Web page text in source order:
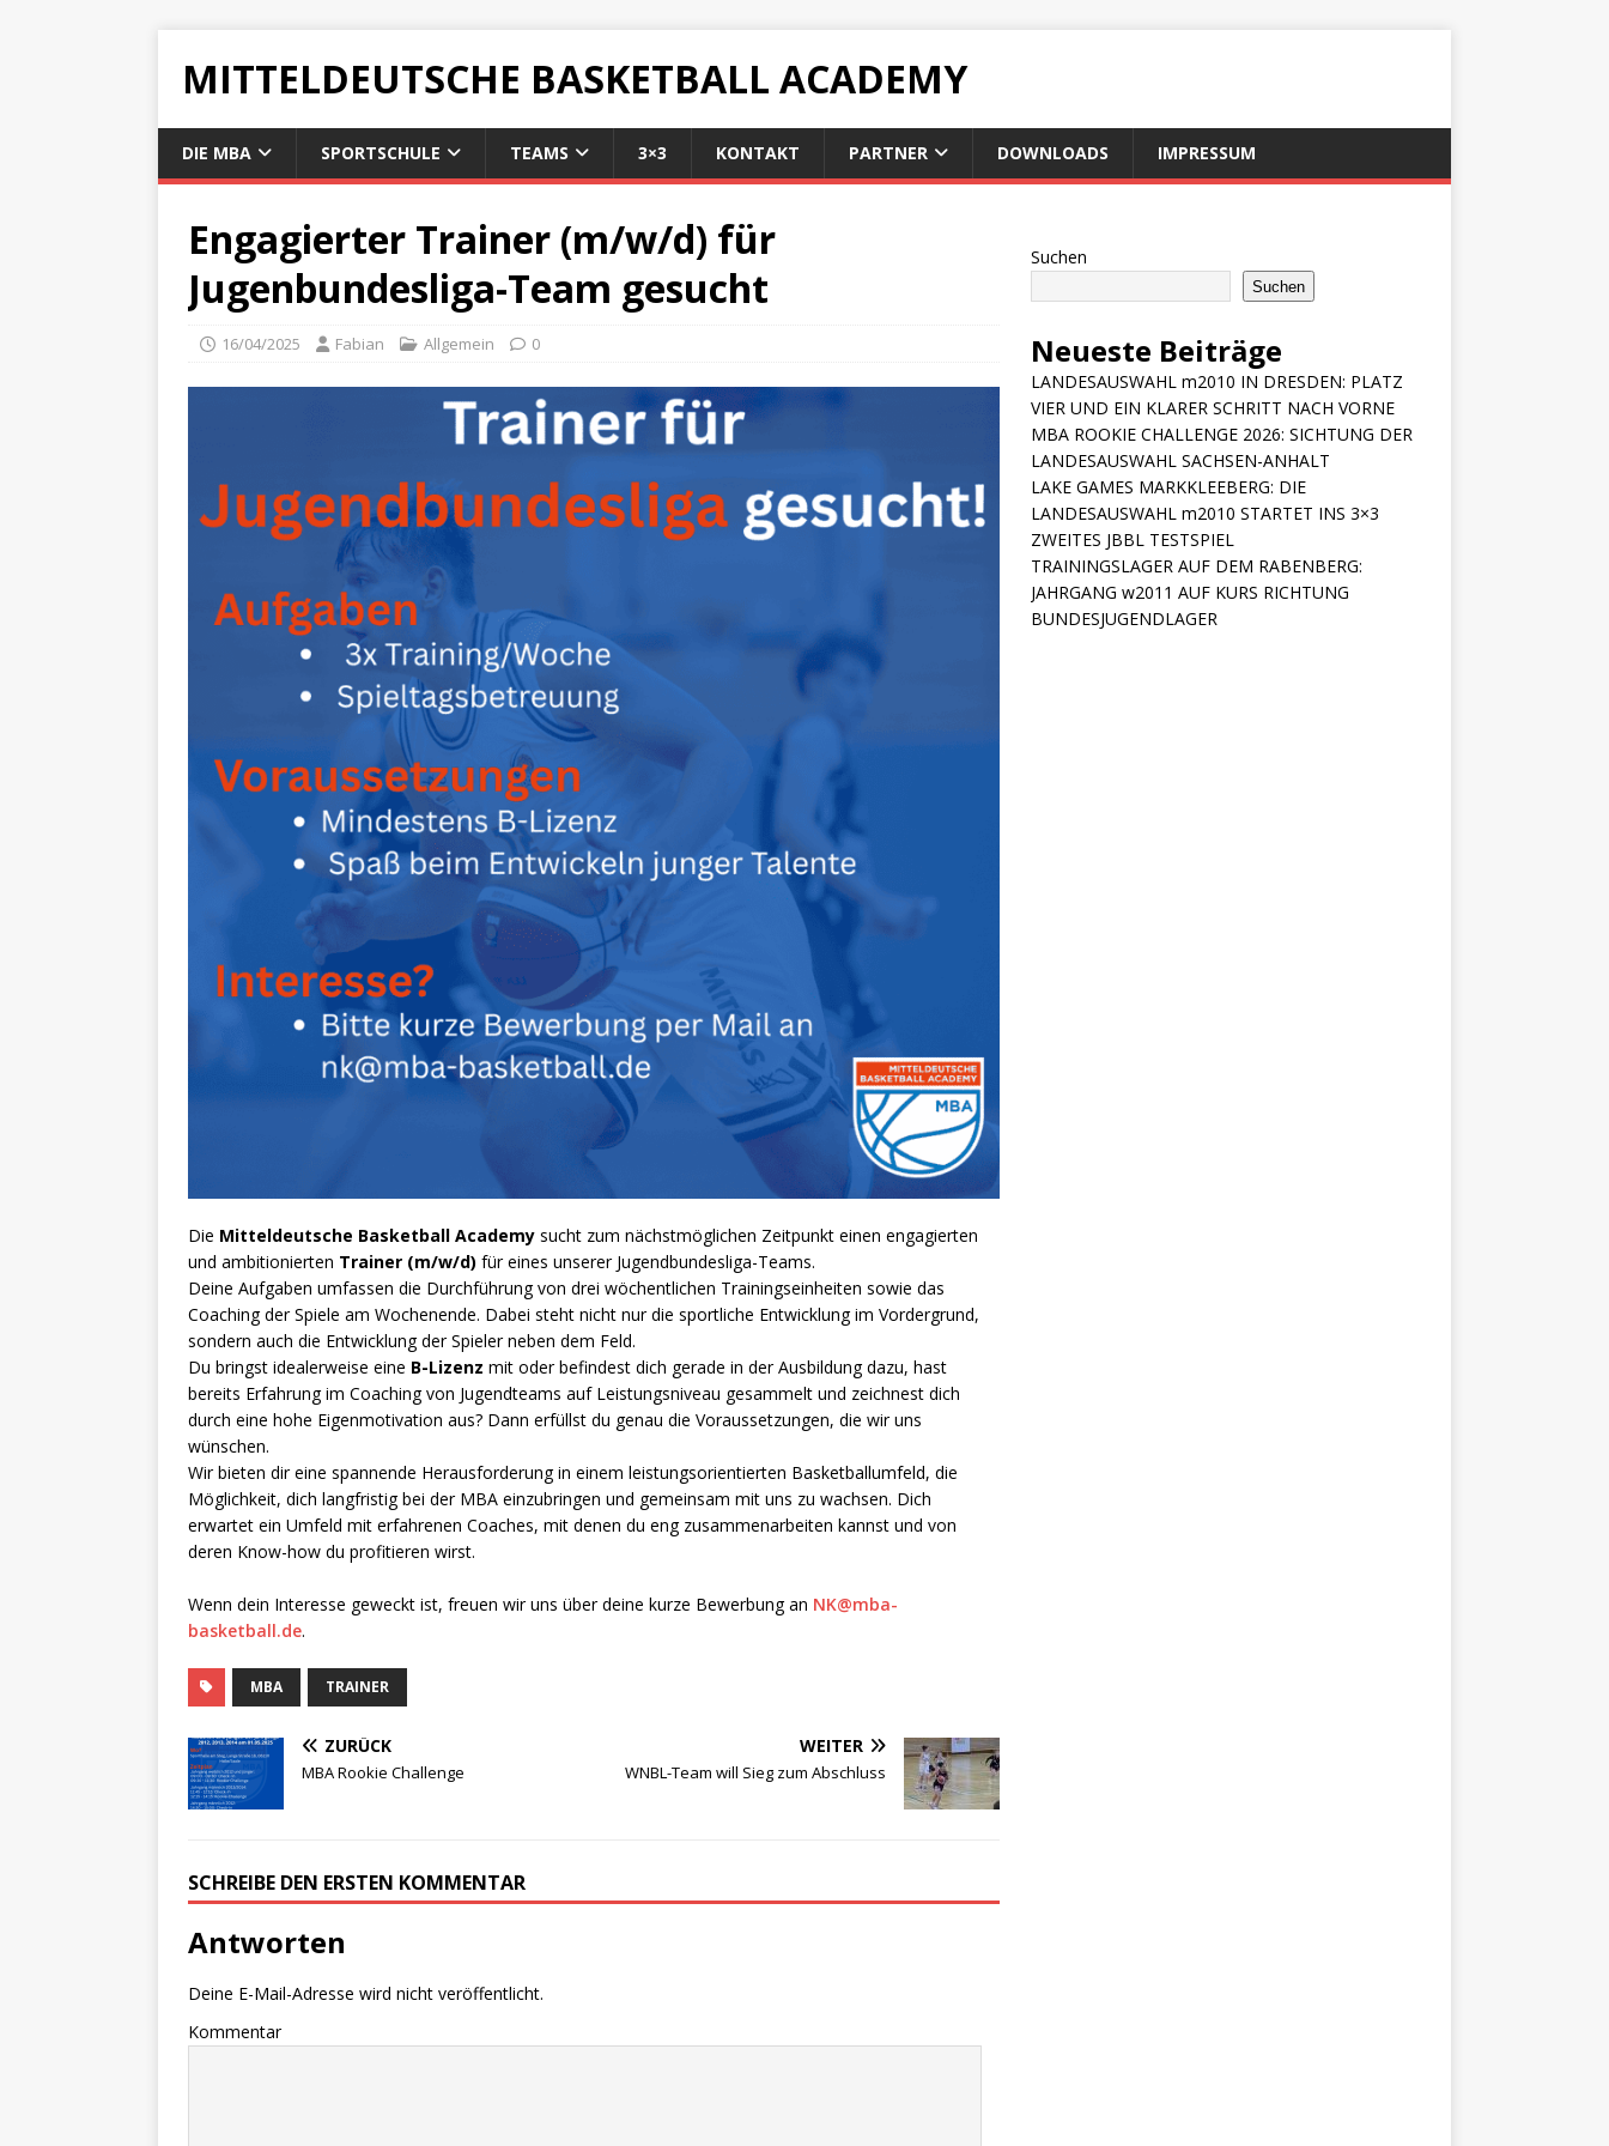
MITTELDEUTSCHE BASKETBALL ACADEMY
DIE MBA SPORTSCHULE TEAMS 3×3 KONTAKT PARTNER DOWNLOADS IMPRESSUM
Engagierter Trainer (m/w/d) für
Jugenbundesliga-Team gesucht
16/04/2025 Fabian Allgemein 0
Die Mitteldeutsche Basketball Academy sucht zum nächstmöglichen Zeitpunkt einen engagierten
und ambitionierten Trainer (m/w/d) für eines unserer Jugendbundesliga-Teams.
Deine Aufgaben umfassen die Durchführung von drei wöchentlichen Trainingseinheiten sowie das
Coaching der Spiele am Wochenende. Dabei steht nicht nur die sportliche Entwicklung im Vordergrund,
sondern auch die Entwicklung der Spieler neben dem Feld.
Du bringst idealerweise eine B-Lizenz mit oder befindest dich gerade in der Ausbildung dazu, hast
bereits Erfahrung im Coaching von Jugendteams auf Leistungsniveau gesammelt und zeichnest dich
durch eine hohe Eigenmotivation aus? Dann erfüllst du genau die Voraussetzungen, die wir uns
wünschen.
Wir bieten dir eine spannende Herausforderung in einem leistungsorientierten Basketballumfeld, die
Möglichkeit, dich langfristig bei der MBA einzubringen und gemeinsam mit uns zu wachsen. Dich
erwartet ein Umfeld mit erfahrenen Coaches, mit denen du eng zusammenarbeiten kannst und von
deren Know-how du profitieren wirst.
Wenn dein Interesse geweckt ist, freuen wir uns über deine kurze Bewerbung an NK@mba-
basketball.de.
MBA TRAINER
ZURÜCK
MBA Rookie Challenge
WEITER
WNBL-Team will Sieg zum Abschluss
SCHREIBE DEN ERSTEN KOMMENTAR
Antworten
Deine E-Mail-Adresse wird nicht veröffentlicht.
Kommentar
Suchen
Suchen
Neueste Beiträge
LANDESAUSWAHL m2010 IN DRESDEN: PLATZ
VIER UND EIN KLARER SCHRITT NACH VORNE
MBA ROOKIE CHALLENGE 2026: SICHTUNG DER
LANDESAUSWAHL SACHSEN-ANHALT
LAKE GAMES MARKKLEEBERG: DIE
LANDESAUSWAHL m2010 STARTET INS 3×3
ZWEITES JBBL TESTSPIEL
TRAININGSLAGER AUF DEM RABENBERG:
JAHRGANG w2011 AUF KURS RICHTUNG
BUNDESJUGENDLAGER